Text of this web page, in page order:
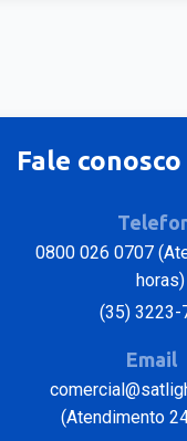
Fale conosco
0800 026 0707
horas)
(35) 3223-
Email
(Atendimento